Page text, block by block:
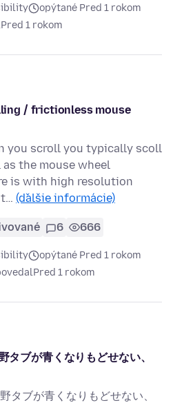
opýtané Pred 1 rokom
Pred 1 rokom
/ frictionless mouse
you scroll you typically scoll
the mouse wheel
is with high resolution
(ďalšie informácie)
6 666
opýtané Pred 1 rokom
Pred 1 rokom
ブが青くなりもどせない、
ブが青くなりもどせない、